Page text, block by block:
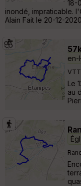
18-
inondé, impraticable.
Alain Fait le 20-12-
en-
VTT
Le
au